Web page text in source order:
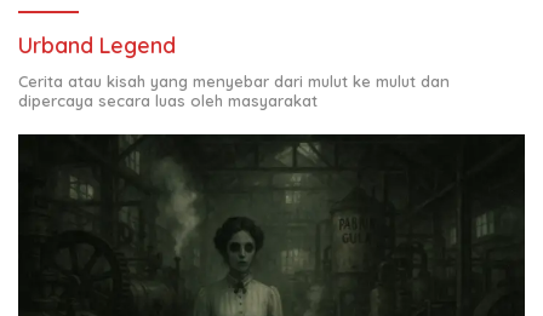
Urband Legend
Cerita atau kisah yang menyebar dari mulut ke mulut dan
dipercaya secara luas oleh masyarakat